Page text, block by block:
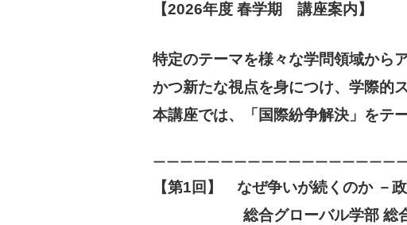
【2026年度 春学期　講座案内】
特定のテーマを様々な学問領域から
かつ新たな視点を身につけ、学際的
本講座では、「国際紛争解決」をテ
ーーーーーーーーーーーーーーーーーー
【第1回】　なぜ争いが続くのか －
総合グローバル学部 総合グ